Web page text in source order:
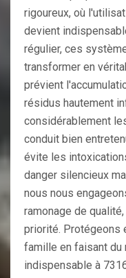
rigoureux, où
devient
régulier, ces
transformer en
prévient
résidus hautement
considérablement
conduit bien
évite les
danger silencieux
nous nous
ramonage de
priorité. Protégeons
famille en faisant du
indispensable à